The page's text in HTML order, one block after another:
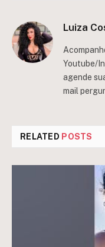
Luiza
Youtube/
agende
mail
RELATED POSTS